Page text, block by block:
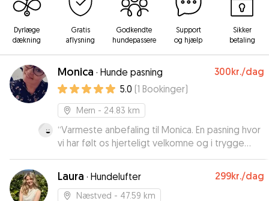
Dyrlæge
dækning
Gratis
aflysning
Godkendte
hundepassere
Support
og hjælp
Sikker
betaling
Monica · Hunde pasning 300kr./dag
5.0 (1 Bookinger)
Mern - 24.83 km
“Varmeste anbefaling til Monica. En pasning hvor
vi har følt os hjerteligt velkomne og i trygge
hænder. ❤️”
Laura · Hundelufter 299kr./dag
Næstved - 47.59 km